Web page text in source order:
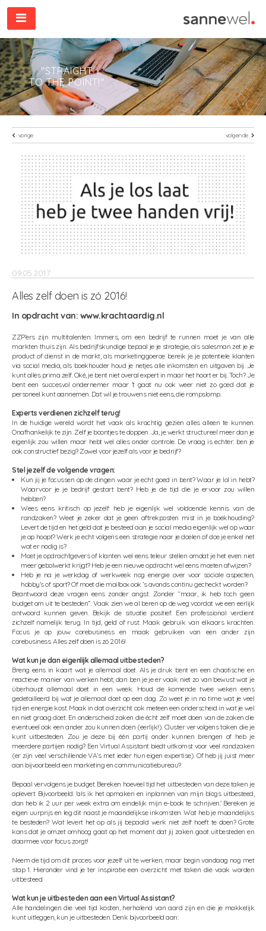
"STRAIGHT
TO THE POINT!"
vorige volgende
09.05.2017
Alles zelf doen is zó 2016!
In opdracht van: www.krachtaardig.nl
ZZP’ers zijn multitalenten. Immers, om een bedrijf te runnen moet je van alle
markten thuis zijn. Als bedrijfskundige bepaal je je strategie, als salesman zet je je
product of dienst in de markt, als marketinggoeroe bereik je je potentiele klanten
via social media, als boekhouder houd je netjes alle inkomsten en uitgaven bij. Je
kunt alles prima zelf. Oké, je bent niet overal expert in maar het hoort er bij. Toch? Je
bent een succesvol ondernemer maar ’t gaat nu ook weer niet zo goed dat je
personeel kunt aannemen. Dat wil je trouwens niet eens, die rompslomp.
Experts verdienen zichzelf terug!
In de huidige wereld wordt het vaak als krachtig gezien alles alleen te kunnen.
Onafhankelijk te zijn. Zelf je boontjes te doppen. Ja, je werkt structureel meer dan je
eigenlijk zou willen maar hebt wel alles onder controle. De vraag is echter: ben je
ook constructief bezig? Zowel voor jezelf als voor je bedrijf?
Stel jezelf de volgende vragen:
Kun jij je focussen op de dingen waar je echt goed in bent? Waar je lol in hebt?
Waarvoor je je bedrijf gestart bent? Heb je de tijd die je ervoor zou willen
hebben?
Wees eens kritisch op jezelf: heb je eigenlijk wel voldoende kennis van de
randzaken? Weet je zeker dat je geen aftrekposten mist in je boekhouding?
Levert de tijd en het geld dat je besteed aan je social media eigenlijk wel op waar
je op hoopt? Werk je echt volgens een strategie naar je doelen of doe je enkel net
wat er nodig is?
Moet je opdrachtgevers of klanten wel eens teleur stellen omdat je het even niet
meer gebolwerkt krijgt? Heb je een nieuwe opdracht wel eens moeten afwijzen?
Heb je na je werkdag of werkweek nog energie over voor sociale aspecten,
hobby’s of sport? Of moet die mailbox ook ’s avonds continu gecheckt worden?
Beantwoord deze vragen eens zonder angst. Zonder “maar, ik heb toch geen
budget om uit te besteden”. Vaak zien we al beren op de weg voordat we een eerlijk
antwoord kunnen geven. Bekijk de situatie positief. Een professional verdient
zichzelf namelijk terug. In tijd, geld of rust. Maak gebruik van elkaars krachten.
Focus je op jouw corebusiness en maak gebruiken van een ander zijn
corebusiness. Alles zelf doen is zó 2016!
Wat kun je dan eigenlijk allemaal uitbesteden?
Breng eens in kaart wat je allemaal doet. Als je druk bent en een chaotische en
reactieve manier van werken hebt, dan ben je je er vaak niet zo van bewust wat je
überhaupt allemaal doet in een week. Houd de komende twee weken eens
gedetailleerd bij wat je allemaal doet op een dag. Zo weet je in no time wat je veel
tijd en energie kost. Maak in dat overzicht ook meteen een onderscheid in wat je wel
en niet graag doet. En onderscheid zaken die écht zelf moet doen van de zaken die
eventueel ook een ander zou kunnen doen (eerlijk!). Cluster vervolgens taken die je
kunt uitbesteden. Zou je deze bij één partij onder kunnen brengen of heb je
meerdere partijen nodig? Een Virtual Assistant biedt uitkomst voor veel randzaken
(er zijn veel verschillende VA’s met ieder hun eigen expertise). Of heb jij juist meer
aan bijvoorbeeld een marketing en communicatiebureau?
Bepaal vervolgens je budget. Bereken hoeveel tijd het uitbesteden van deze taken je
oplevert. Bijvoorbeeld: 'als ik het opmaken en inplannen van mijn blogs uitbesteed,
dan heb ik 2 uur per week extra om eindelijk mijn e-book te schrijven.' Bereken je
eigen uurprijs en leg dit naast je maandelijkse inkomsten. Wat heb je maandelijks
te besteden? Wat levert het op als jij bepaald werk niet zelf hoeft te doen? Grote
kans dat je omzet omhoog gaat op het moment dat jij zaken gaat uitbesteden en
daarmee voor focus zorgt!
Neem de tijd om dit proces voor jezelf uit te werken, maar begin vandaag nog met
stap 1. Hieronder vind je ter inspiratie een overzicht met taken die vaak worden
uitbesteed.
Wat kun je uitbesteden aan een Virtual Assistant?
Alle handelingen die veel tijd kosten, herhalend van aard zijn en die je makkelijk
kunt uitleggen, kun je uitbesteden. Denk bijvoorbeeld aan: